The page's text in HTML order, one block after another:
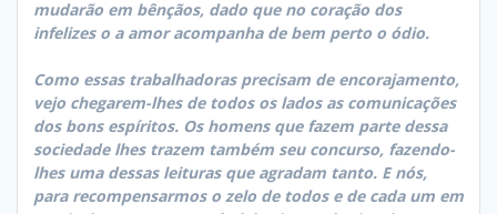
mudarão em bênçãos, dado que no coração dos
infelizes o a amor acompanha de bem perto o ódio.
Como essas trabalhadoras precisam de encorajamento,
vejo chegarem-lhes de todos os lados as comunicações
dos bons espíritos. Os homens que fazem parte dessa
sociedade lhes trazem também seu concurso, fazendo-
lhes uma dessas leituras que agradam tanto. E nós,
para recompensarmos o zelo de todos e de cada um em